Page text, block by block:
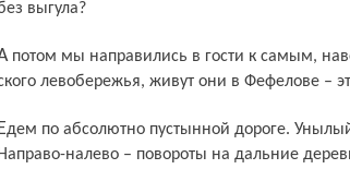
выгула?
пожилым жительницам тутаев­
левобережья, живут они в Фефелове –
осенний пейзаж, заросшие поля.
Направо-налево – повороты на дальние